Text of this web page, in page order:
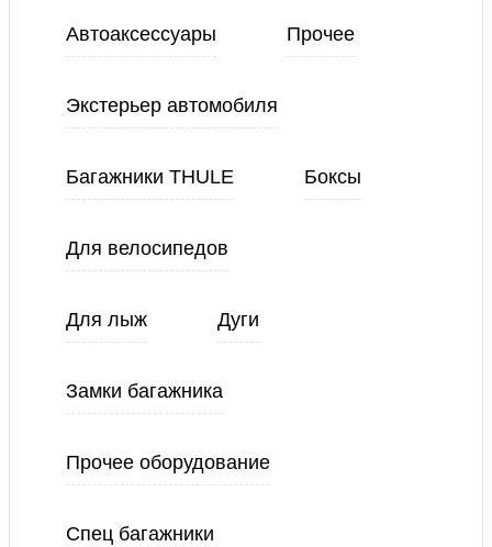
Автоаксессуары Прочее
Экстерьер автомобиля
Багажники THULE Боксы
Для велосипедов
Для лыж Дуги
Замки багажника
Прочее оборудование
Спец багажники